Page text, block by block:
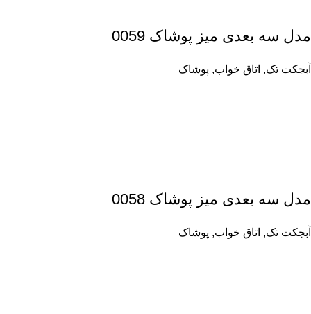
مدل سه بعدی میز پوشاک 0059
آبجکت تک, اتاق خواب, پوشاک
مدل سه بعدی میز پوشاک 0058
آبجکت تک, اتاق خواب, پوشاک